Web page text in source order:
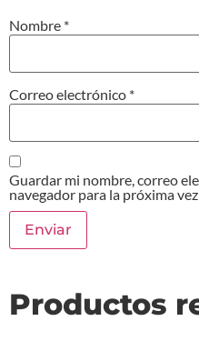
Nombre *
Correo electrónico *
Guardar mi nombre, correo
navegador para la próxima
Productos